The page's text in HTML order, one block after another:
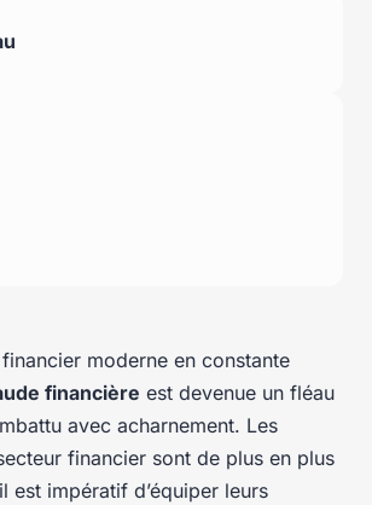
moderne en constante
financière est devenue un fléau
avec acharnement. Les
financier sont de plus en plus
est impératif d’équiper leurs